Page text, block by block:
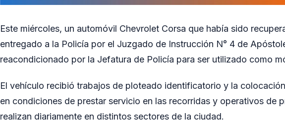
Este miércoles, un automóvil Chevrolet Corsa que había sido
entregado a la Policía por el Juzgado de Instrucción N° 4 de
reacondicionado por la Jefatura de Policía para ser utilizado como
El vehículo recibió trabajos de ploteado identificatorio y la
en condiciones de prestar servicio en las recorridas y operativos de
realizan diariamente en distintos sectores de la ciudad.